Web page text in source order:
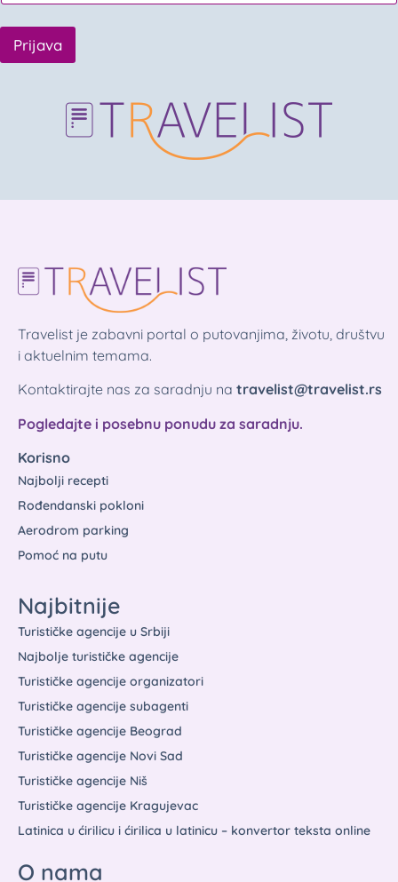
Prijava
Travelist je zabavni portal o putovanjima, životu, društvu
i aktuelnim temama.
Kontaktirajte nas za saradnju na travelist@travelist.rs
Pogledajte i posebnu ponudu za saradnju.
Korisno
Najbolji recepti
Rođendanski pokloni
Aerodrom parking
Pomoć na putu
Najbitnije
Turističke agencije u Srbiji
Najbolje turističke agencije
Turističke agencije organizatori
Turističke agencije subagenti
Turističke agencije Beograd
Turističke agencije Novi Sad
Turističke agencije Niš
Turističke agencije Kragujevac
Latinica u ćirilicu i ćirilica u latinicu – konvertor teksta online
O nama